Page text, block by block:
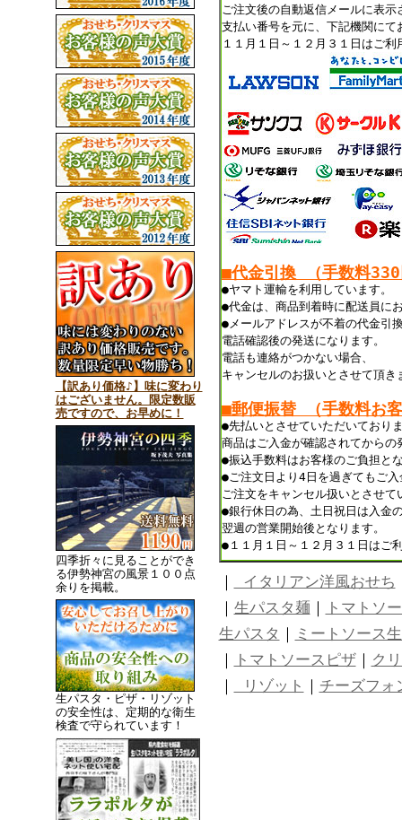
【訳あり価格♪】味に変わり
はございません。限定数販
売ですので、お早めに！
四季折々に見ることができ
る伊勢神宮の風景１００点
余りを掲載。
生パスタ・ピザ・リゾット
の安全性は、定期的な衛生
検査で守られています！
ご注文後の自動返信メールに表示
支払い番号を元に、下記機関にて
１１月１日～１２月３１日はご利
■代金引換 （手数料
●ヤマト運輸を利用しています。
●代金は、商品到着時に配送員に
●メールアドレスが不着の代金引
電話確認後の発送になります。
電話も連絡がつかない場合、
キャンセルのお扱いとさせて頂き
■郵便振替 （手数料お
●先払いとさせていただいており
商品はご入金が確認されてからの
●振込手数料はお客様のご負担と
●ご注文日より4日を過ぎてもご
ご注文をキャンセル扱いとさせて
●銀行休日の為、土日祝日は入金
翌週の営業開始後となります。
●１１月１日～１２月３１日はご
｜ イタリアン洋風おせち
｜ 生パスタ麺 ｜
トマトソ
生パスタ ｜ ミートソース
｜
トマトソースピザ｜ ク
｜
リゾット ｜ チーズフォ